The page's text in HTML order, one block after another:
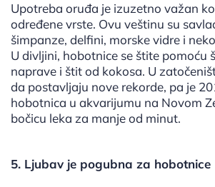
Upotreba oruđa je izuzetno važan
određene vrste. Ovu veštinu su
šimpanze, delfini, morske vidre i
U divljini, hobotnice se štite pomoću
naprave i štit od kokosa. U
da postavljaju nove rekorde, pa je
hobotnica u akvarijumu na Novom
bočicu leka za manje od minut.
5. Ljubav je pogubna za hobotnice